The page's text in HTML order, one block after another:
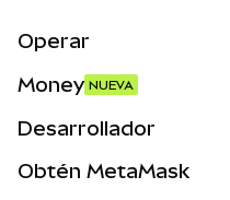
Operar
Activos del mundo real
Money NUEVA
Desarrollador
Obtén MetaMask